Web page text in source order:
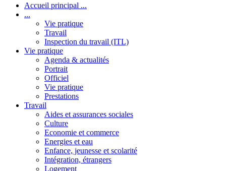
Accueil principal ...
...
Vie pratique
Travail
Inspection du travail (ITL)
Vie pratique
Agenda & actualités
Portrait
Officiel
Vie pratique
Prestations
Travail
Aides et assurances sociales
Culture
Economie et commerce
Energies et eau
Enfance, jeunesse et scolarité
Intégration, étrangers
Logement